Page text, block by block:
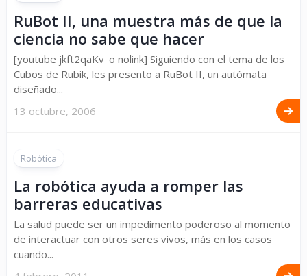
RuBot II, una muestra más de que la
ciencia no sabe que hacer
[youtube jkft2qaKv_o nolink] Siguiendo con el tema de los
Cubos de Rubik, les presento a RuBot II, un autómata
diseñado...
13 octubre, 2006
Robótica
La robótica ayuda a romper las
barreras educativas
La salud puede ser un impedimento poderoso al momento
de interactuar con otros seres vivos, más en los casos
cuando...